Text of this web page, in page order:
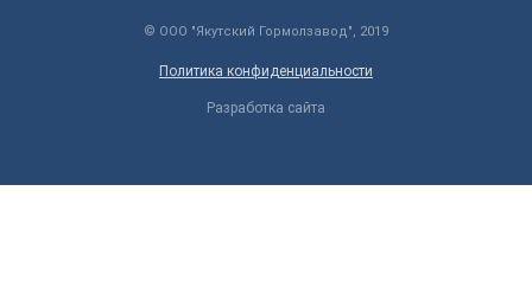
© ООО "Якутский Гормолзавод", 2019
Политика конфиденциальности
Разработка сайта